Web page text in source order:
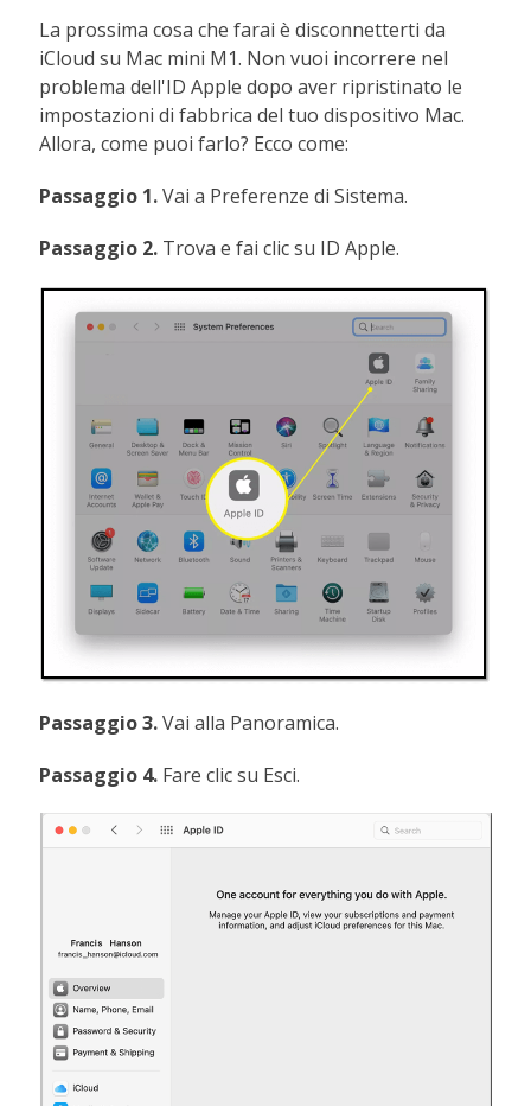
La prossima cosa che farai è disconnetterti da
iCloud su Mac mini M1. Non vuoi incorrere nel
problema dell'ID Apple dopo aver ripristinato le
impostazioni di fabbrica del tuo dispositivo Mac.
Allora, come puoi farlo? Ecco come:
Passaggio 1.Vai a Preferenze di Sistema.
Passaggio 2. Trova e fai clic su ID Apple.
Passaggio 3.Vai alla Panoramica.
Passaggio 4. Fare clic su Esci.